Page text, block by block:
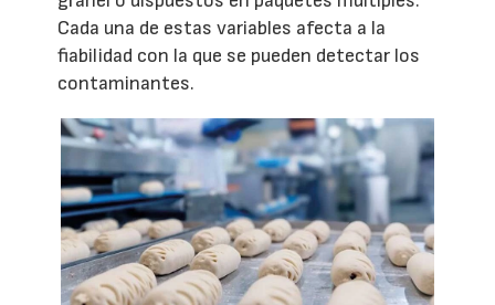
Cada una de estas variables afecta a la
fiabilidad con la que se pueden detectar los
contaminantes.